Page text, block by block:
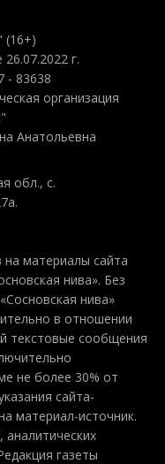
(16+)
г.
- 83638
организация
Анатольевна
обл., с.
материалы сайта
нива». Без
нива»
в отношении
текстовые сообщения
не более 30% от
сайта-
материал-источник.
газеты